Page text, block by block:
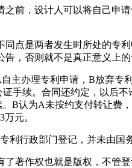
前，设计人可以将自己申
点是两者发生时所处的专
，否则就不是真正意义上
主办理专利申请，B放弃
手续。合同还约定，以后
B认为A未按约支付转让
元。
行政部门登记，并未由国
著作权也就是版权，不管